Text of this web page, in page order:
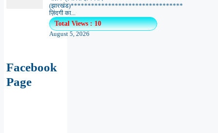
(झारखंड)*********************************
ज़िंदगी का...
Total Views : 10
August 5, 2026
Facebook
Page